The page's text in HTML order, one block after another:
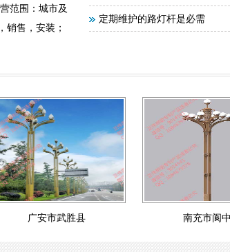
范围：城市及
销售，安装；
定期维护的路灯杆是必需
广安市武胜县 南充市阆